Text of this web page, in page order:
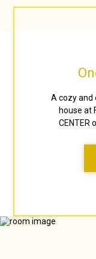
A cozy
house at
CENTER